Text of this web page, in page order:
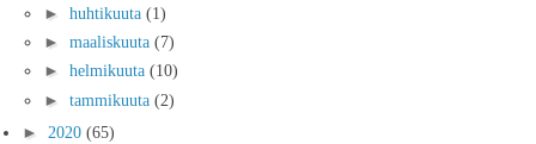
► huhtikuuta (1)
► maaliskuuta (7)
► helmikuuta (10)
► tammikuuta (2)
► 2020 (65)